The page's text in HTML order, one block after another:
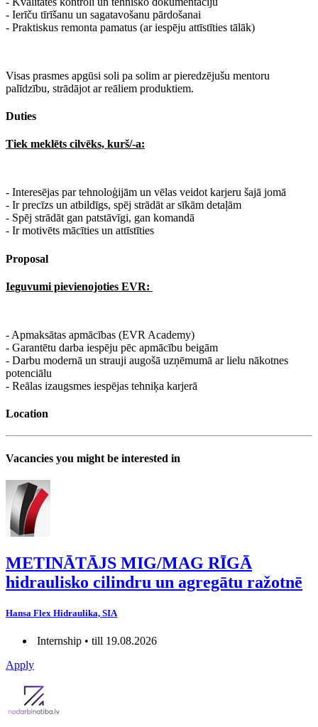
- Ierīču tīrīšanu un sagatavošanu pārdošanai
- Praktiskus remonta pamatus (ar iespēju attīstīties tālāk)
Visas prasmes apgūsi soli pa solim ar pieredzējušu mentoru
palīdzību, strādājot ar reāliem produktiem.
Duties
Tiek meklēts cilvēks, kurš/-a:
- Interesējas par tehnoloģijām un vēlas veidot karjeru šajā jomā
- Ir precīzs un atbildīgs, spēj strādāt ar sīkām detaļām
- Spēj strādāt gan patstāvīgi, gan komandā
- Ir motivēts mācīties un attīstīties
Proposal
Ieguvumi pievienojoties EVR:
- Apmaksātas apmācības (EVR Academy)
- Garantētu darba iespēju pēc apmācību beigām
- Darbu modernā un strauji augošā uzņēmumā ar lielu nākotnes
potenciālu
- Reālas izaugsmes iespējas tehniķa karjerā
Location
Vacancies you might be interested in
METINĀTĀJS MIG/MAG RĪGĀ
hidraulisko cilindru un agregātu ražotnē
Hansa Flex Hidraulika, SIA
Internship • till 19.08.2026
Apply